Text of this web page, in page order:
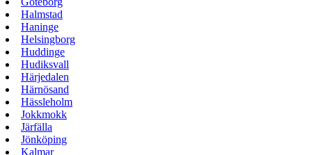
Halmstad
Haninge
Helsingborg
Huddinge
Hudiksvall
Härjedalen
Härnösand
Hässleholm
Jokkmokk
Järfälla
Jönköping
Kalmar